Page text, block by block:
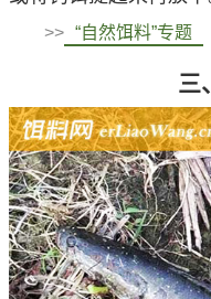
>> “自然饵料”专题
三